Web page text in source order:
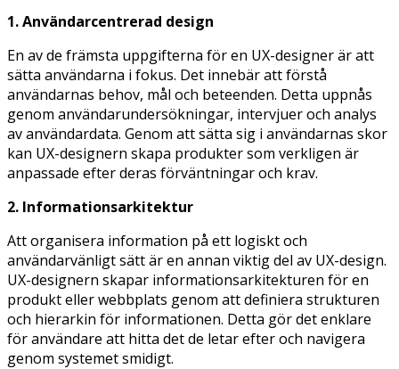
1. Användarcentrerad design
En av de främsta uppgifterna för en UX-designer är att
sätta användarna i fokus. Det innebär att förstå
användarnas behov, mål och beteenden. Detta uppnås
genom användarundersökningar, intervjuer och analys
av användardata. Genom att sätta sig i användarnas skor
kan UX-designern skapa produkter som verkligen är
anpassade efter deras förväntningar och krav.
2. Informationsarkitektur
Att organisera information på ett logiskt och
användarvänligt sätt är en annan viktig del av UX-design.
UX-designern skapar informationsarkitekturen för en
produkt eller webbplats genom att definiera strukturen
och hierarkin för informationen. Detta gör det enklare
för användare att hitta det de letar efter och navigera
genom systemet smidigt.